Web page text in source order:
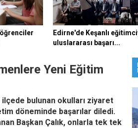
Edirne'de Keşanlı
uluslararası başarı...
Yeni Eğitim
ilçede bulunan okulları ziyaret
döneminde başarılar diledi.
Başkan Çalık, onlarla tek tek